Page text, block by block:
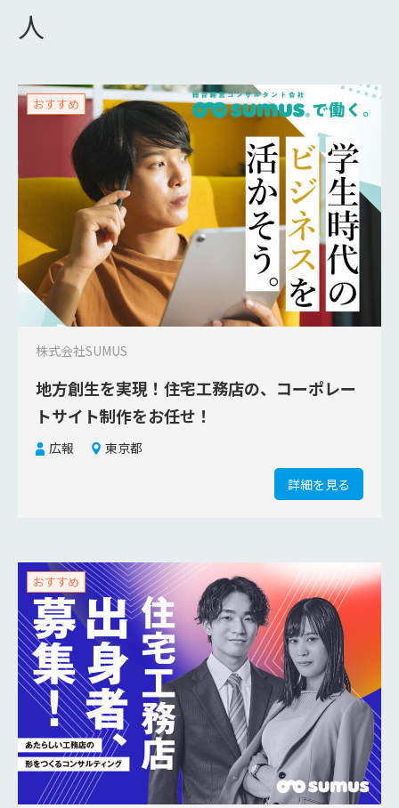
人
地方創生を実現！住宅工務店の、コーポレー
トサイト制作をお任せ！
株式会社SUMUS
広報 東京都
おすすめ
詳細を見る
おすすめ